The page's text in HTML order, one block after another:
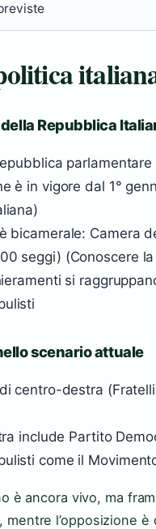
Repubblica
è in vigore dal 1°
bicamerale: Camera
seggi) (Conoscere
si
scenario attuale
centro-destra
include Partito
come il
è ancora vivo, ma
mentre l’opposizione